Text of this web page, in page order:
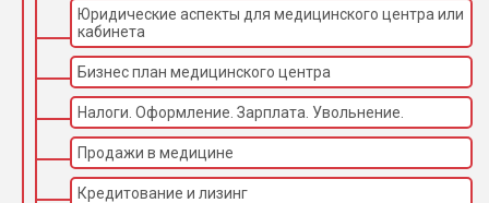
Юридические аспекты для медицинского центра или
кабинета
Бизнес план медицинского центра
Налоги. Оформление. Зарплата. Увольнение.
Продажи в медицине
Кредитование и лизинг